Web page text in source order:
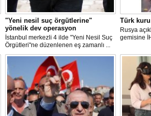
"Yeni nesil suç örgütlerine"
yönelik dev operasyon
İstanbul merkezli 4 ilde "Yeni Nesil Suç
Örgütleri"ne düzenlenen eş zamanlı ...
Türk kuru
Rusya
gemisine